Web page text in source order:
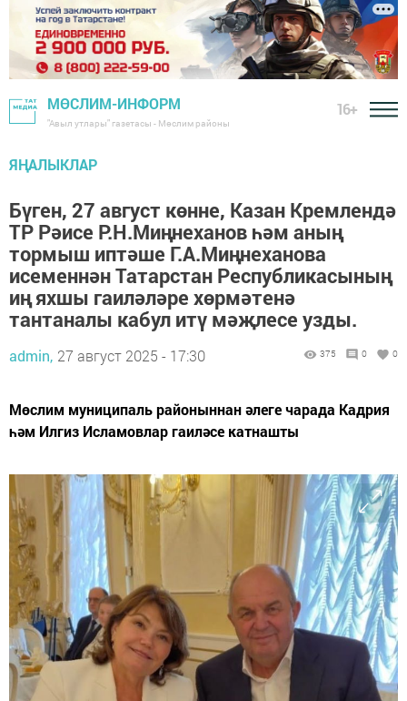
МӨСЛИМ-ИНФОРМ
"Авыл утлары" газетасы - Мөслим районы
16+
ЯҢАЛЫКЛАР
Бүген, 27 август көнне, Казан Кремлендә
ТР Рәисе Р.Н.Миңнеханов һәм аның
тормыш иптәше Г.А.Миңнеханова
исеменнән Татарстан Республикасының
иң яхшы гаиләләре хөрмәтенә
тантаналы кабул итү мәҗлесе узды.
admin, 27 август 2025 - 17:30 375 0 0
Мөслим муниципаль районыннан әлеге чарада Кадрия
һәм Илгиз Исламовлар гаиләсе катнашты